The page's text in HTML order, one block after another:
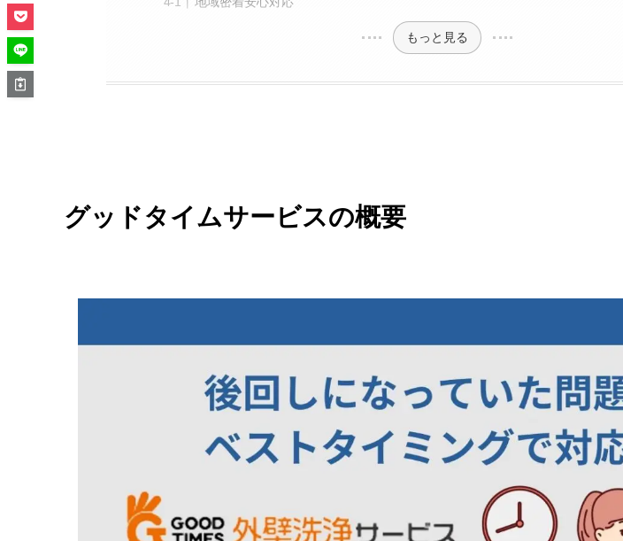
もっと見る
グッドタイムサービスの概要